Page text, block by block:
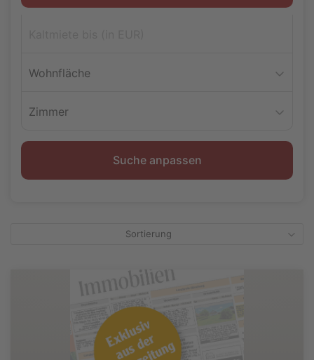
Wohnfläche
Zimmer
Suche anpassen
Sortierung